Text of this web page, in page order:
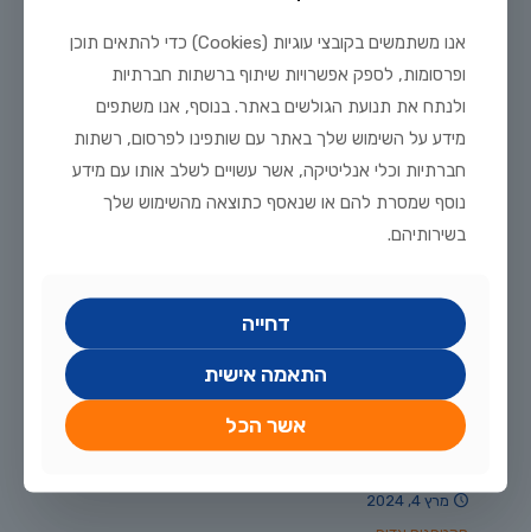
הרוזי בארב הוא אחד מהדגים הפופולאריים ביותר בתחום דגי הנוי,
לאקווריום וגם לבריכה. זה הוא דג פעיל, רגוע, בעל צבע אדום חזק
(במיוחד כשהוא מאוקלם וטוב[…]
מרץ 4, 2024
אנו משתמשים בקובצי עוגיות (Cookies) כדי להתאים תוכן
ופרסומות, לספק אפשרויות שיתוף ברשתות חברתיות
ולנתח את תנועת הגולשים באתר. בנוסף, אנו משתפים
מידע על השימוש שלך באתר עם שותפינו לפרסום, רשתות
חברתיות וכלי אנליטיקה, אשר עשויים לשלב אותו עם מידע
נוסף שמסרת להם או שנאסף כתוצאה מהשימוש שלך
בשירותיהם.
דחייה
התאמה אישית
אשר הכל